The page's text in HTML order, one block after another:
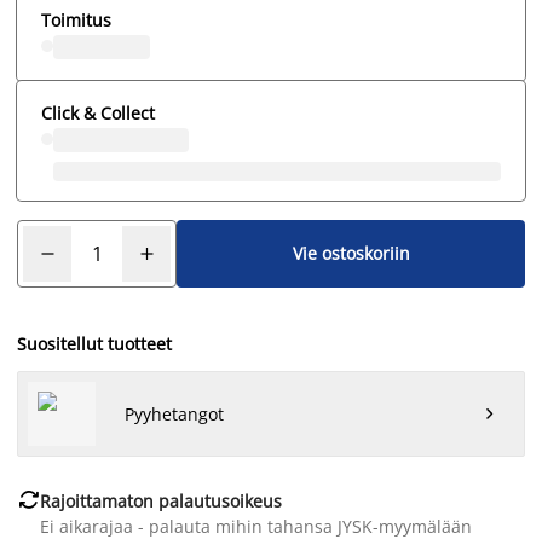
Toimitus
Click & Collect
Vie ostoskoriin
Suositellut tuotteet
Pyyhetangot 
Rajoittamaton palautusoikeus
Ei aikarajaa - palauta mihin tahansa JYSK-myymälään